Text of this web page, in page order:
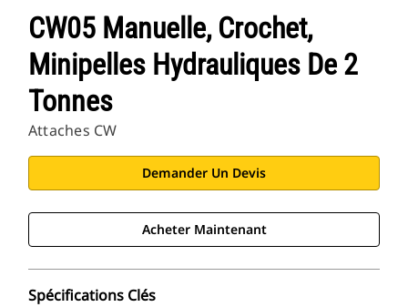
CW05 Manuelle, Crochet,
Minipelles Hydrauliques De 2
Tonnes
Attaches CW
Demander Un Devis
Acheter Maintenant
Spécifications Clés